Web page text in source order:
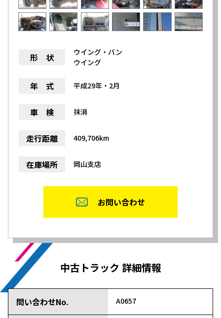
形 状
ウイング・バン
ウイング
年 式 平成29年・2月
車 検 抹消
走行距離 409,706km
在庫場所 岡山支店
お問い合わせ
中古トラック 詳細情報
問い合わせNo. A0657